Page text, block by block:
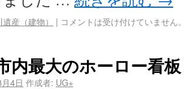
産（建物） | コメントは受け付けていません
最大のホーロー看
4日 作成者: UG+